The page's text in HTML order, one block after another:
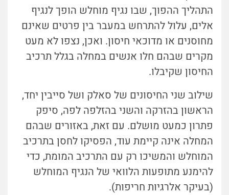
התהליך ההפוך, שבו נגיף מוחלש הופך לנגיף
אלים, עלול להתרחש במעבר בין פרטים שאינם
מחוסנים או מדוכאי חיסון. ואכן, נצפו לא מעט
מקרים שבהם חלו אנשים במחלה בגלל תרכיב
החיסון שקיבלו.
שילוב שני החיסונים של סאלק ושל סייבין יחד,
הראשון בהזרקה והשני בהזלפה לפה, סיפק
פתרון כמעט מושלם. עם זאת, באזורים שבהם
המחלה אינה קיימת עוד, הפסיקו לחסן בתרכיב
המוחלש והמשיכו רק עם התרכיב המומת, כדי
להימנע מתופעות הלוואי של הנגיף המוחלש
(בעיקר אלרגיות חריפות).